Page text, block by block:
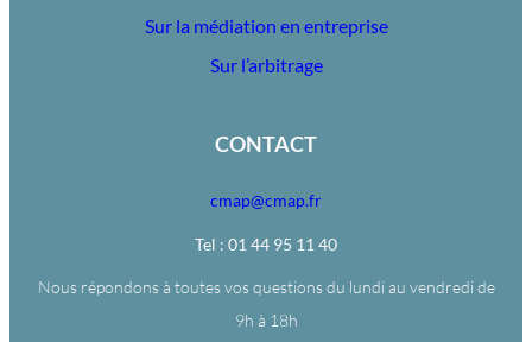
Sur la médiation en entreprise
Sur l’arbitrage
CONTACT
cmap@cmap.fr
Tel : 01 44 95 11 40
Nous répondons à toutes vos questions du lundi au vendredi de
9h à 18h